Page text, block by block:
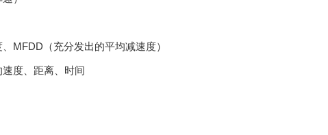
MFDD （充分发出的平均减速度）
度、距离、时间